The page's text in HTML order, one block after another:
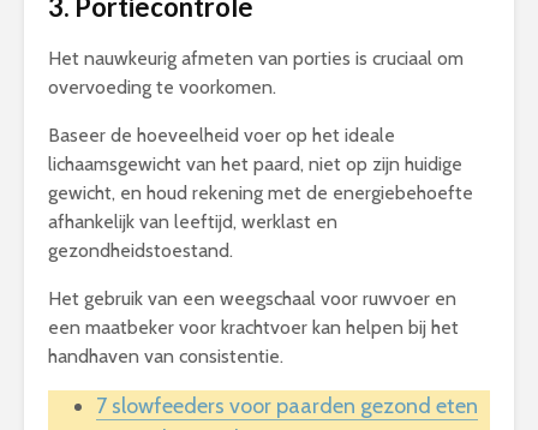
Het nauwkeurig afmeten van porties is cruciaal om
overvoeding te voorkomen.
Baseer de hoeveelheid voer op het ideale
lichaamsgewicht van het paard, niet op zijn huidige
gewicht, en houd rekening met de energiebehoefte
afhankelijk van leeftijd, werklast en
gezondheidstoestand.
Het gebruik van een weegschaal voor ruwvoer en
een maatbeker voor krachtvoer kan helpen bij het
handhaven van consistentie.
7 slowfeeders voor paarden gezond eten